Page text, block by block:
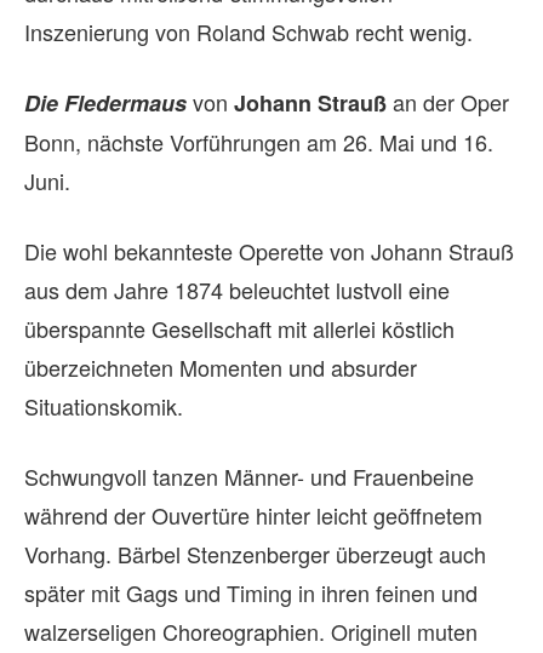
Inszenierung von Roland Schwab recht wenig.
Die Fledermausvon Johann Straußan der Oper
Bonn, nächste Vorführungen am 26. Mai und 16.
Juni.
Die wohl bekannteste Operette von Johann Strauß
aus dem Jahre 1874 beleuchtet lustvoll eine
überspannte Gesellschaft mit allerlei köstlich
überzeichneten Momenten und absurder
Situationskomik.
Schwungvoll tanzen Männer- und Frauenbeine
während der Ouvertüre hinter leicht geöffnetem
Vorhang. Bärbel Stenzenberger überzeugt auch
später mit Gags und Timing in ihren feinen und
walzerseligen Choreographien. Originell muten